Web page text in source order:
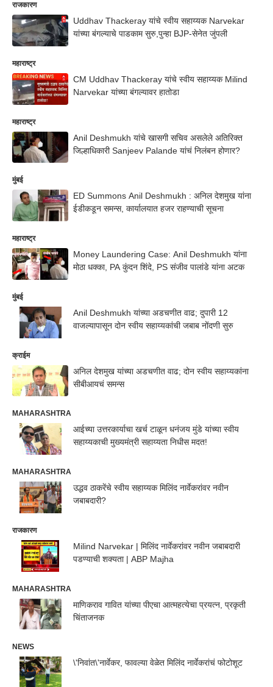
राजकारण
Uddhav Thackeray यांचे स्वीय सहाय्यक Narvekar
यांच्या बंगल्याचे पाडकाम सुरु,पुन्हा BJP-सेनेत जुंपली
महाराष्ट्र
CM Uddhav Thackeray यांचे स्वीय सहाय्यक Milind
Narvekar यांच्या बंगल्यावर हातोडा
महाराष्ट्र
Anil Deshmukh यांचे खासगी सचिव असलेले अतिरिक्त
जिल्हाधिकारी Sanjeev Palande यांचं निलंबन होणार?
मुंबई
ED Summons Anil Deshmukh : अनिल देशमुख यांना
ईडीकडून समन्स, कार्यालयात हजर राहण्याची सूचना
महाराष्ट्र
Money Laundering Case: Anil Deshmukh यांना
मोठा धक्का, PA कुंदन शिंदे, PS संजीव पालांडे यांना अटक
मुंबई
Anil Deshmukh यांच्या अडचणीत वाढ; दुपारी 12
वाजल्यापासून दोन स्वीय सहाय्यकांची जबाब नोंदणी सुरु
क्राईम
अनिल देशमुख यांच्या अडचणीत वाढ; दोन स्वीय सहाय्यकांना
सीबीआयचं समन्स
MAHARASHTRA
आईच्या उत्तरकार्याचा खर्च टाळून धनंजय मुंडे यांच्या स्वीय
सहाय्यकाची मुख्यमंत्री सहाय्यता निधीस मदत!
MAHARASHTRA
उद्धव ठाकरेंचे स्वीय सहाय्यक मिलिंद नार्वेकरांवर नवीन
जबाबदारी?
राजकारण
Milind Narvekar | मिलिंद नार्वेकरांवर नवीन जबाबदारी
पडण्याची शक्यता | ABP Majha
MAHARASHTRA
माणिकराव गावित यांच्या पीएचा आत्महत्येचा प्रयत्न, प्रकृती
चिंताजनक
NEWS
\'निवांत\'नार्वेकर, फावल्या वेळेत मिलिंद नार्वेकरांचं फोटोशूट